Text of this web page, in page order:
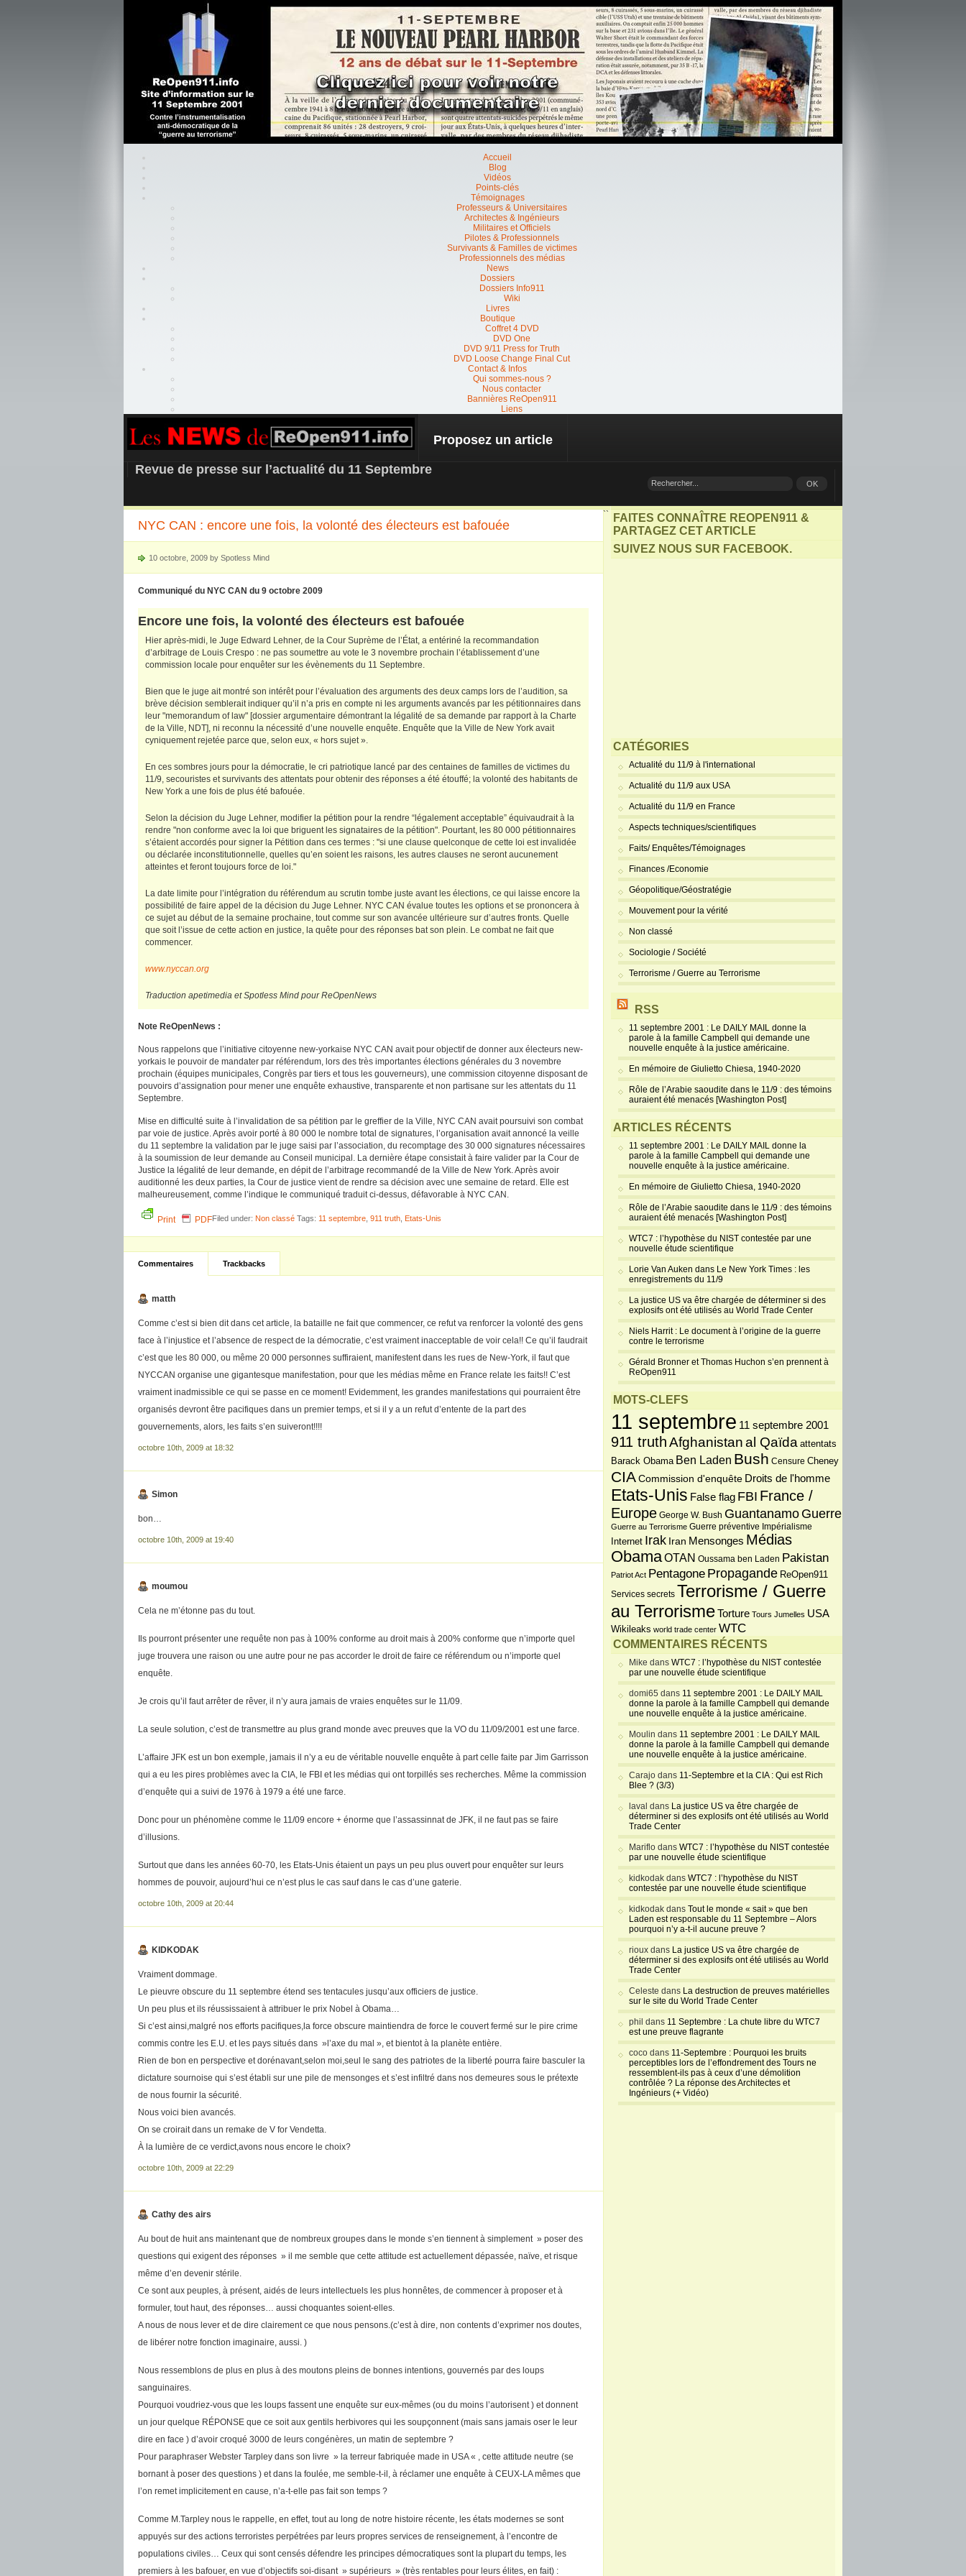
Accueil
Blog
Vidéos
Points-clés
Témoignages
Professeurs & Universitaires
Architectes & Ingénieurs
Militaires et Officiels
Pilotes & Professionnels
Survivants & Familles de victimes
Professionnels des médias
News
Dossiers
Dossiers Info911
Wiki
Livres
Boutique
Coffret 4 DVD
DVD One
DVD 9/11 Press for Truth
DVD Loose Change Final Cut
Contact & Infos
Qui sommes-nous ?
Nous contacter
Bannières ReOpen911
Liens
REOPEN911 – NEWS
Proposez un article
Revue de presse sur l’actualité du 11 Septembre
NYC CAN : encore une fois, la volonté des électeurs est bafouée
10 octobre, 2009 by Spotless Mind
Communiqué du NYC CAN du 9 octobre 2009
Encore une fois, la volonté des électeurs est bafouée
Hier après-midi, le Juge Edward Lehner, de la Cour Suprème de l’État, a entériné la recommandation
d’arbitrage de Louis Crespo : ne pas soumettre au vote le 3 novembre prochain l’établissement d’une
commission locale pour enquêter sur les évènements du 11 Septembre.
Bien que le juge ait montré son intérêt pour l’évaluation des arguments des deux camps lors de l’audition, sa
brève décision semblerait indiquer qu’il n’a pris en compte ni les arguments avancés par les pétitionnaires dans
leur "memorandum of law" [dossier argumentaire démontrant la légalité de sa demande par rapport à la Charte
de la Ville, NDT], ni reconnu la nécessité d’une nouvelle enquête. Enquête que la Ville de New York avait
cyniquement rejetée parce que, selon eux, « hors sujet ».
En ces sombres jours pour la démocratie, le cri patriotique lancé par des centaines de familles de victimes du
11/9, secouristes et survivants des attentats pour obtenir des réponses a été étouffé; la volonté des habitants de
New York a une fois de plus été bafouée.
Selon la décision du Juge Lehner, modifier la pétition pour la rendre “légalement acceptable” équivaudrait à la
rendre "non conforme avec la loi que briguent les signataires de la pétition". Pourtant, les 80 000 pétitionnaires
s’étaient accordés pour signer la Pétition dans ces termes : "si une clause quelconque de cette loi est invalidée
ou déclarée inconstitutionnelle, quelles qu’en soient les raisons, les autres clauses ne seront aucunement
atteintes et feront toujours force de loi."
La date limite pour l’intégration du référendum au scrutin tombe juste avant les élections, ce qui laisse encore la
possibilité de faire appel de la décision du Juge Lehner. NYC CAN évalue toutes les options et se prononcera à
ce sujet au début de la semaine prochaine, tout comme sur son avancée ultérieure sur d’autres fronts. Quelle
que soit l’issue de cette action en justice, la quête pour des réponses bat son plein. Le combat ne fait que
commencer.
www.nyccan.org
Traduction apetimedia et Spotless Mind pour ReOpenNews
Note ReOpenNews :
Nous rappelons que l’initiative citoyenne new-yorkaise NYC CAN avait pour objectif de donner aux électeurs new-
yorkais le pouvoir de mandater par référendum, lors des très importantes élections générales du 3 novembre
prochain (équipes municipales, Congrès par tiers et tous les gouverneurs), une commission citoyenne disposant de
pouvoirs d’assignation pour mener une enquête exhaustive, transparente et non partisane sur les attentats du 11
Septembre.
Mise en difficulté suite à l’invalidation de sa pétition par le greffier de la Ville, NYC CAN avait poursuivi son combat
par voie de justice. Après avoir porté à 80 000 le nombre total de signatures, l’organisation avait annoncé la veille
du 11 septembre la validation par le juge saisi par l’association, du recomptage des 30 000 signatures nécessaires
à la soumission de leur demande au Conseil municipal. La dernière étape consistait à faire valider par la Cour de
Justice la légalité de leur demande, en dépit de l’arbitrage recommandé de la Ville de New York. Après avoir
auditionné les deux parties, la Cour de justice vient de rendre sa décision avec une semaine de retard. Elle est
malheureusement, comme l’indique le communiqué traduit ci-dessus, défavorable à NYC CAN.
Print PDFFiled under: Non classé Tags: 11 septembre 911 truth Etats-Unis
Commentaires Trackbacks
matth
Comme c’est si bien dit dans cet article, la bataille ne fait que commencer, ce refut va renforcer la volonté des gens
face à l’injustice et l’absence de respect de la démocratie, c’est vraiment inacceptable de voir cela!! Ce qu’il faudrait
c’est que les 80 000, ou même 20 000 personnes suffiraient, manifestent dans les rues de New-York, il faut que
NYCCAN organise une gigantesque manifestation, pour que les médias même en France relate les faits!! C’est
vraiment inadmissible ce qui se passe en ce moment! Evidemment, les grandes manifestations qui pourraient être
organisés devront être pacifiques dans un premier temps, et si il y a un refut d’entente de la part des
gouvernements, alors, les faits s’en suiveront!!!!
octobre 10th, 2009 at 18:32
Simon
bon…
octobre 10th, 2009 at 19:40
moumou
Cela ne m’étonne pas du tout.
Ils pourront présenter une requête non pas à 100% conforme au droit mais à 200% conforme que n’importe quel
juge trouvera une raison ou une autre pour ne pas accorder le droit de faire ce référendum ou n’importe quel
enquête.
Je crois qu’il faut arrêter de rêver, il n’y aura jamais de vraies enquêtes sur le 11/09.
La seule solution, c’est de transmettre au plus grand monde avec preuves que la VO du 11/09/2001 est une farce.
L’affaire JFK est un bon exemple, jamais il n’y a eu de véritable nouvelle enquête à part celle faite par Jim Garrisson
qui a eu les pires problèmes avec la CIA, le FBI et les médias qui ont torpillés ses recherches. Même la commission
d’enquête qui a suivi de 1976 à 1979 a été une farce.
Donc pour un phénomène comme le 11/09 encore + énorme que l’assassinnat de JFK, il ne faut pas se faire
d’illusions.
Surtout que dans les années 60-70, les Etats-Unis étaient un pays un peu plus ouvert pour enquêter sur leurs
hommes de pouvoir, aujourd’hui ce n’est plus le cas sauf dans le cas d’une gaterie.
octobre 10th, 2009 at 20:44
KIDKODAK
Vraiment dommage.
Le pieuvre obscure du 11 septembre étend ses tentacules jusqu’aux officiers de justice.
Un peu plus et ils réussissaient à attribuer le prix Nobel à Obama…
Si c’est ainsi,malgré nos efforts pacifiques,la force obscure maintiendra de force le couvert fermé sur le pire crime
commis contre les E.U. et les pays situés dans »l’axe du mal », et bientot à la planète entière.
Rien de bon en perspective et dorénavant,selon moi,seul le sang des patriotes de la liberté pourra faire basculer la
dictature sournoise qui s’est établi sur une pile de mensonges et s’est infiltré dans nos demeures sous le prétexte
de nous fournir la sécurité.
Nous voici bien avancés.
On se croirait dans un remake de V for Vendetta.
À la lumière de ce verdict,avons nous encore le choix?
octobre 10th, 2009 at 22:29
Cathy des airs
Au bout de huit ans maintenant que de nombreux groupes dans le monde s’en tiennent à simplement » poser des
questions qui exigent des réponses » il me semble que cette attitude est actuellement dépassée, naïve, et risque
même d’en devenir stérile.
Ce sont aux peuples, à présent, aidés de leurs intellectuels les plus honnêtes, de commencer à proposer et à
formuler, tout haut, des réponses… aussi choquantes soient-elles.
A nous de nous lever et de dire clairement ce que nous pensons.(c’est à dire, non contents d’exprimer nos doutes,
de libérer notre fonction imaginaire, aussi. )
Nous ressemblons de plus en plus à des moutons pleins de bonnes intentions, gouvernés par des loups
sanguinaires.
Pourquoi voudriez-vous que les loups fassent une enquête sur eux-mêmes (ou du moins l’autorisent ) et donnent
un jour quelque RÉPONSE que ce soit aux gentils herbivores qui les soupçonnent (mais sans jamais oser le leur
dire en face ) d’avoir croqué 3000 de leurs congénères, un matin de septembre ?
Pour paraphraser Webster Tarpley dans son livre » la terreur fabriquée made in USA « , cette attitude neutre (se
bornant à poser des questions ) et dans la foulée, me semble-t-il, à réclamer une enquête à CEUX-LA mêmes que
l’on remet implicitement en cause, n’a-t-elle pas fait son temps ?
Comme M.Tarpley nous le rappelle, en effet, tout au long de notre histoire récente, les états modernes se sont
appuyés sur des actions terroristes perpétrées par leurs propres services de renseignement, à l’encontre de
populations civiles… Ceux qui sont censés défendre les principes démocratiques sont la plupart du temps, les
premiers à les bafouer, en vue d’objectifs soi-disant » supérieurs » (très rentables pour leurs élites, en fait) :
``
FAITES CONNAÎTRE REOPEN911 &
PARTAGEZ CET ARTICLE
SUIVEZ NOUS SUR FACEBOOK.
CATÉGORIES
Actualité du 11/9 à l'international
Actualité du 11/9 aux USA
Actualité du 11/9 en France
Aspects techniques/scientifiques
Faits/ Enquêtes/Témoignages
Finances /Economie
Géopolitique/Géostratégie
Mouvement pour la vérité
Non classé
Sociologie / Société
Terrorisme / Guerre au Terrorisme
RSS
11 septembre 2001 : Le DAILY MAIL donne la
parole à la famille Campbell qui demande une
nouvelle enquête à la justice américaine.
En mémoire de Giulietto Chiesa, 1940-2020
Rôle de l’Arabie saoudite dans le 11/9 : des témoins
auraient été menacés [Washington Post]
ARTICLES RÉCENTS
11 septembre 2001 : Le DAILY MAIL donne la
parole à la famille Campbell qui demande une
nouvelle enquête à la justice américaine.
En mémoire de Giulietto Chiesa, 1940-2020
Rôle de l’Arabie saoudite dans le 11/9 : des témoins
auraient été menacés [Washington Post]
WTC7 : l’hypothèse du NIST contestée par une
nouvelle étude scientifique
Lorie Van Auken dans Le New York Times : les
enregistrements du 11/9
La justice US va être chargée de déterminer si des
explosifs ont été utilisés au World Trade Center
Niels Harrit : Le document à l’origine de la guerre
contre le terrorisme
Gérald Bronner et Thomas Huchon s’en prennent à
ReOpen911
MOTS-CLEFS
11 septembre 11 septembre 2001
911 truthAfghanistanal Qaïda attentats
Barack Obama Ben Laden Bush Censure Cheney
CIA Commission d'enquête Droits de l'homme
Etats-Unis False flag FBI France /
Europe George W. Bush Guantanamo Guerre
Guerre au Terrorisme Guerre préventive Impérialisme
Internet Irak Iran Mensonges Médias
ObamaOTAN Oussama ben Laden Pakistan
Patriot Act Pentagone Propagande ReOpen911
Services secrets Terrorisme / Guerre
au TerrorismeTorture Tours Jumelles USA
Wikileaks world trade center WTC
COMMENTAIRES RÉCENTS
Mike dans WTC7 : l’hypothèse du NIST contestée
par une nouvelle étude scientifique
domi65 dans 11 septembre 2001 : Le DAILY MAIL
donne la parole à la famille Campbell qui demande
une nouvelle enquête à la justice américaine.
Moulin dans 11 septembre 2001 : Le DAILY MAIL
donne la parole à la famille Campbell qui demande
une nouvelle enquête à la justice américaine.
Carajo dans 11-Septembre et la CIA : Qui est Rich
Blee ? (3/3)
laval dans La justice US va être chargée de
déterminer si des explosifs ont été utilisés au World
Trade Center
Mariflo dans WTC7 : l’hypothèse du NIST contestée
par une nouvelle étude scientifique
kidkodak dans WTC7 : l’hypothèse du NIST
contestée par une nouvelle étude scientifique
kidkodak dans Tout le monde « sait » que ben
Laden est responsable du 11 Septembre – Alors
pourquoi n’y a-t-il aucune preuve ?
rioux dans La justice US va être chargée de
déterminer si des explosifs ont été utilisés au World
Trade Center
Celeste dans La destruction de preuves matérielles
sur le site du World Trade Center
phil dans 11 Septembre : La chute libre du WTC7
est une preuve flagrante
coco dans 11-Septembre : Pourquoi les bruits
perceptibles lors de l’effondrement des Tours ne
ressemblent-ils pas à ceux d’une démolition
contrôlée ? La réponse des Architectes et
Ingénieurs (+ Vidéo)